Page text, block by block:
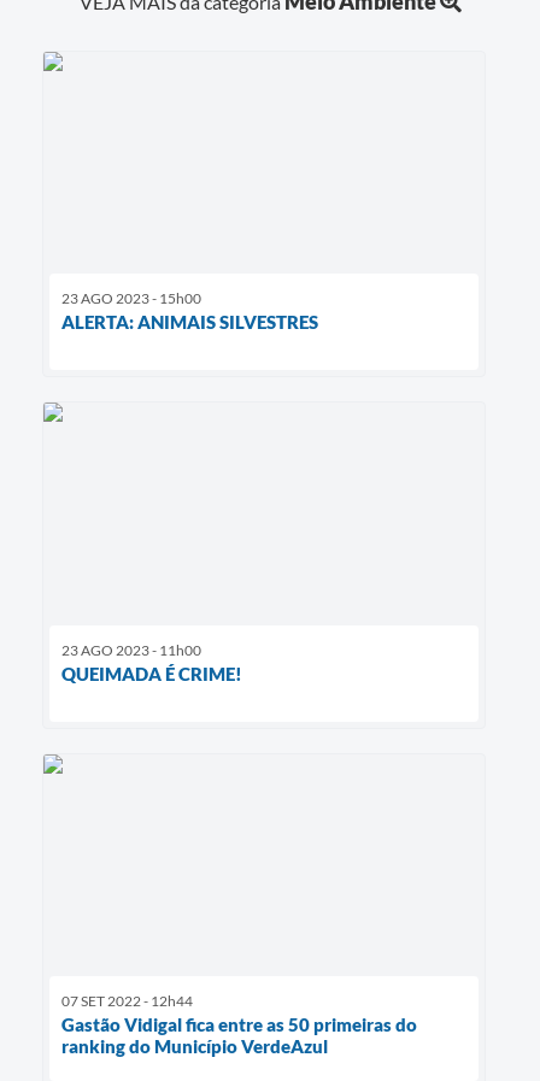
23 AGO 2023 - 15h00
ALERTA: ANIMAIS SILVESTRES
23 AGO 2023 - 11h00
QUEIMADA É CRIME!
07 SET 2022 - 12h44
Gastão Vidigal fica entre as 50 primeiras do
ranking do Município VerdeAzul